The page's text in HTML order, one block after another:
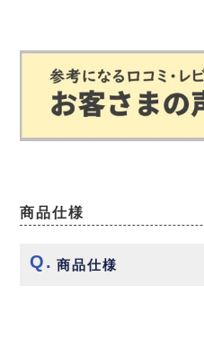
商品仕様
商品仕様